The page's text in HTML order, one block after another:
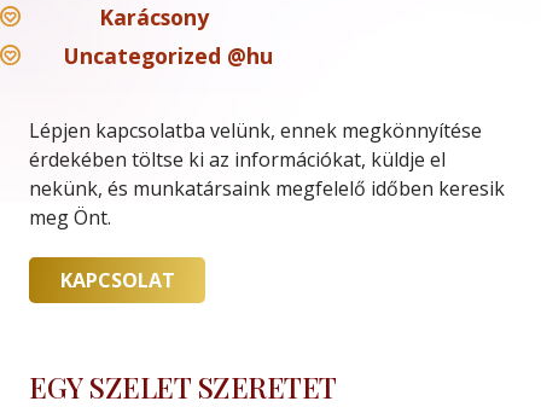
Karácsony
Uncategorized @hu
Lépjen kapcsolatba velünk, ennek megkönnyítése
érdekében töltse ki az információkat, küldje el
nekünk, és munkatársaink megfelelő időben keresik
meg Önt.
KAPCSOLAT
EGY SZELET SZERETET